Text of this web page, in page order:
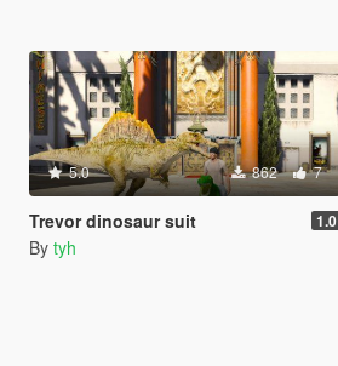
5.0 862 7
Trevor dinosaur suit 1.0
By tyh